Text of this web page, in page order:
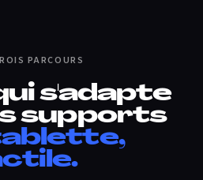
PARCOURS
s'adapte
supports